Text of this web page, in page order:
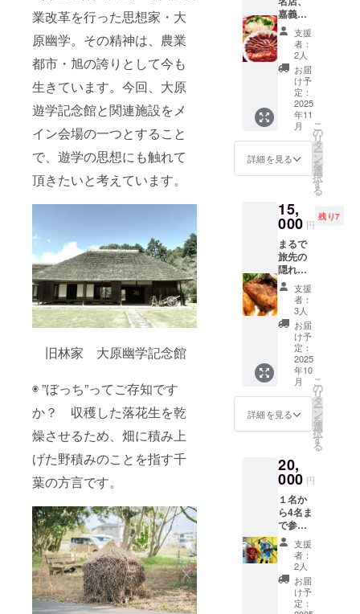
業改革を行った思想家・大
原幽学。その精神は、農業
都市・旭の誇りとして今も
生きています。今回、大原
遊学記念館と関連施設をメ
イン会場の一つとすること
で、遊学の思想にも触れて
頂きたいと考えています。
旧林家 大原幽学記念館
◉ ”ぼっち”ってご存知です
か？ 収穫した落花生を乾
燥させるため、畑に積み上
げた野積みのことを指す千
葉の方言です。
どはお
断りし
ます。
・掲示
方法：
作家の
インス
ピレー
ション
により
ます
が、壁
に手書
掲示す
る可能
いです
・注意
事項：
支援
時、必
ず備考
欄に掲
載を希
望され
るお名
前をご
記入く
※写真の
作品は
す。
はいも
豚セッ
トの販
売では
なく、
運営の
応援を
お願い
してい
ます) い
も豚＆
三元豚
粗挽
き・し
チョリ
ソー
・・・
各125g
ベーコ
ン厚切
り・・
・120g
ロース
ハムス
ライ
ス・・
・80g
スネハ
・80g
ペッ
パー
ポーク
ソー
セージ
ステー
キ・・
・180g
南蛮肉
噌・・
嘉義屋
天然真
鴨コー
ス1人前
チケッ
ト 地
元で採
れた天
然マガ
モと江
戸時代
から続
く伝統
（コー
ス料金
5500円
は支援
金に含
まれて
いま
す）＋
ガイド
ブック2
冊（真
鴨は11
月から
ですの
で、そ
れまで
は合鴨
ご確認
くださ
コース
内容 季
節の前
菜 小鍋
仕立
て 鴨
ハリハ
リ鍋 お
造り
支援
者：
2人
お届
け予
定：
2025
年11
月
詳細を見る
こ
の
リ
タ
ー
ン
を
選
択
す
る
15,
000 円
残り7
まるで
旅先の
隠れ
家！洗
練され
た空間
と地元
食材を
生かし
た本格
的フレ
ンチで
あなた
を魅了
しま
ンチ
コース
チケッ
ト(コー
ス料金
6900円
は支援
金に含
まれて
います)
＋ガイ
ドブッ
支援
者：
3人
お届
け予
定：
2025
年10
月
詳細を見る
こ
の
リ
タ
ー
ン
を
選
択
す
る
20,
000 円
１名か
ら4名ま
で参加
可能！
アー
ティス
トと一
緒に廻
る”あさ
支援
者：
2人
お届
け予
定：